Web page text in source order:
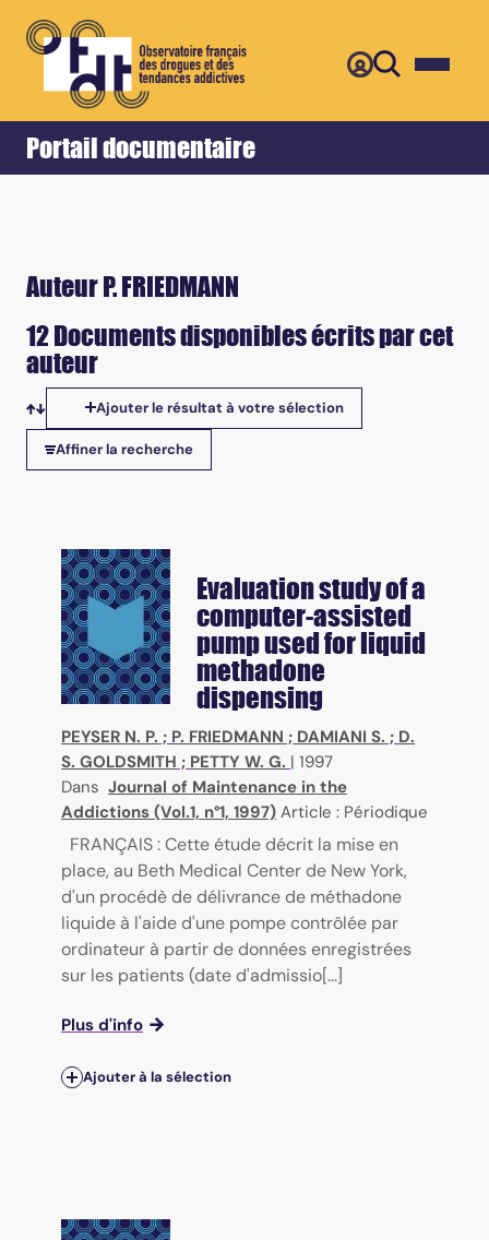
Portail documentaire
Accueil Retour
Auteur P. FRIEDMANN
12 Documents disponibles écrits par cet
auteur
Tris disponibles
Ajouter le résultat à votre sélection
Affiner la recherche
Evaluation study of a
computer-assisted
pump used for liquid
methadone
dispensing
PEYSER N. P. ; P. FRIEDMANN ; DAMIANI S. ; D.
S. GOLDSMITH ; PETTY W. G. | 1997
Dans Journal of Maintenance in the
Addictions (Vol.1, n°1, 1997) Article : Périodique
FRANÇAIS : Cette étude décrit la mise en
place, au Beth Medical Center de New York,
d'un procédè de délivrance de méthadone
liquide à l'aide d'une pompe contrôlée par
ordinateur à partir de données enregistrées
sur les patients (date d'admissio[...]
Plus d'info
Ajouter à la sélection